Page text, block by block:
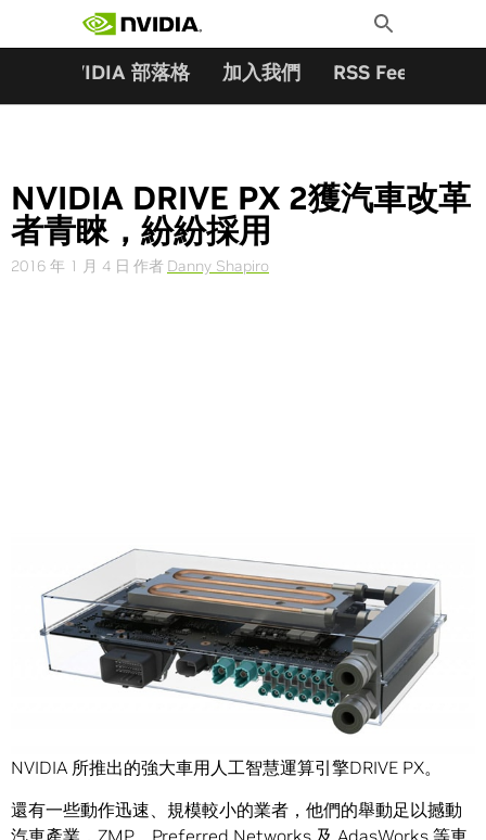
Toggle
Search
NVIDIA 部落格 加入我們 RSS Feeds
NVIDIA DRIVE PX 2獲汽車改革
者青睞，紛紛採用
2016 年 1 月 4 日 作者 Danny Shapiro
奧迪、BMW、福特、賓士，全球部分大型車廠紛紛採用
NVIDIA 所推出的強大車用人工智慧運算引擎DRIVE PX。
還有一些動作迅速、規模較小的業者，他們的舉動足以撼動